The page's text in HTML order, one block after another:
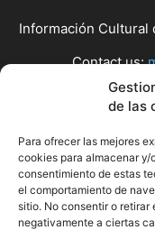
de las
Para ofrecer las mejores
cookies para almacenar y/
consentimiento de estas
el comportamiento de
sitio. No consentir o
negativamente a ciertas
Información Cultural
Contact us: